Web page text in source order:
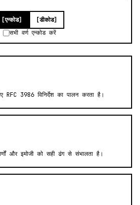
[एन्कोड]
[डीकोड]
सभी वर्ण एन्कोड करें
RFC 3986 विनिर्देश का पालन करता है।
और इमोजी को सही ढंग से संभालता है।